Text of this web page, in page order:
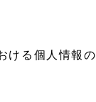
ける個人情報の